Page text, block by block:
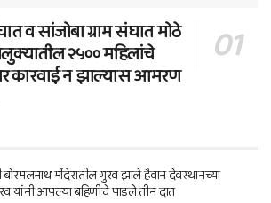
व सांजोबा ग्राम संघात मोठे
२५०० महिलांचे
कारवाई न झाल्यास आमरण
बोरमलनाथ मंदिरातील गुरव झाले हैवान देवस्थानच्या
यांनी आपल्या बहिणीचे पाडले तीन दात